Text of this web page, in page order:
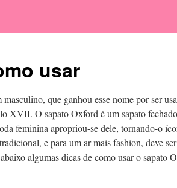
usar
que ganhou esse nome por ser
XVII. O sapato Oxford é um sapato
feminina apropriou-se dele, tornando-o
e para um ar mais fashion, deve
algumas dicas de como usar o sapato